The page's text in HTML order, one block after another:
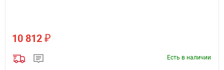
10 812 ₽
Есть в наличии